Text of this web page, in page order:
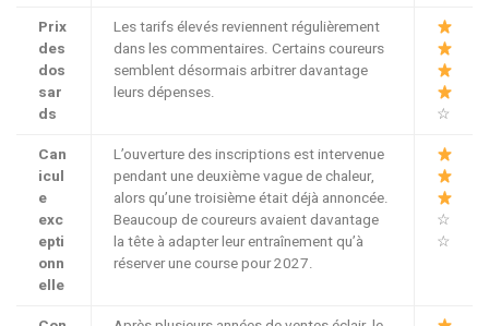
Prix
des
dos
sar
ds
Les tarifs élevés reviennent régulièrement
dans les commentaires. Certains coureurs
semblent désormais arbitrer davantage
leurs dépenses.
☆
Can
icul
e
exc
epti
onn
elle
L’ouverture des inscriptions est intervenue
pendant une deuxième vague de chaleur,
alors qu’une troisième était déjà annoncée.
Beaucoup de coureurs avaient davantage
la tête à adapter leur entraînement qu’à
réserver une course pour 2027.
☆
☆